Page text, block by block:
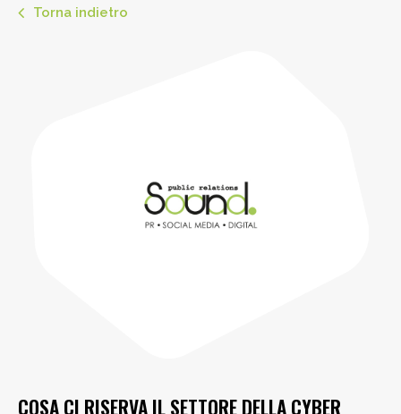
Torna indietro
COSA CI RISERVA IL SETTORE DELLA CYBER